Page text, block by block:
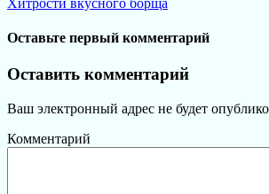
Оставьте первый комментарий
Оставить комментарий
Ваш электронный адрес не будет
Комментарий